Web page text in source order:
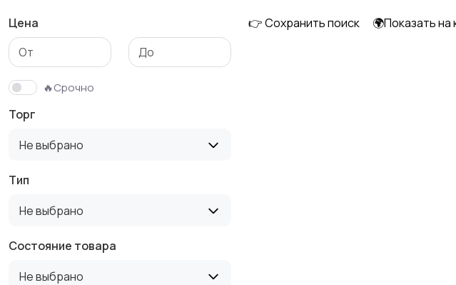
Тренажеры и фитнес Спортивное питание
Цена
🔥Срочно
Торг
Не выбрано
Тип
Не выбрано
Состояние товара
Не выбрано
👉 Сохранить поиск 🌍Показать на